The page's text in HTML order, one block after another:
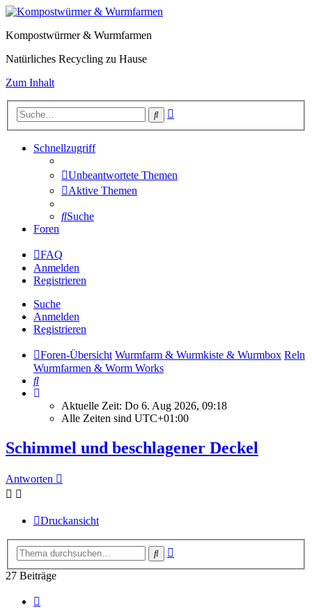
Kompostwürmer & Wurmfarmen
Natürliches Recycling zu Hause
Zum Inhalt
Suche
Schnellzugriff
Unbeantwortete Themen
Aktive Themen
Suche
Foren
FAQ
Anmelden
Registrieren
Suche
Anmelden
Registrieren
Foren-Übersicht Wurmfarm & Wurmkiste & Wurmbox Reln
Wurmfarmen & Worm Works
Suche
Aktuelle Zeit: Do 6. Aug 2026, 09:18
Alle Zeiten sind UTC+01:00
Schimmel und beschlagener Deckel
Antworten
Druckansicht
Suche
27 Beiträge